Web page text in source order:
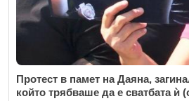
Протест в памет на Даяна,
който трябваше да е сватбата ѝ